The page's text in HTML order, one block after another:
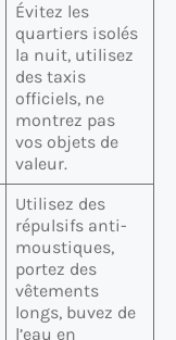
Évitez les
quartiers isolés
la nuit, utilisez
des taxis
officiels, ne
montrez pas
vos objets de
valeur.
Utilisez des
répulsifs anti-
moustiques,
portez des
vêtements
longs, buvez de
l’eau en